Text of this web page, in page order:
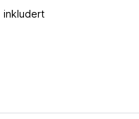
i prisene dine, og
direkte til